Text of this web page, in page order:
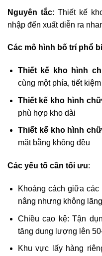
Nguyên tắc: Thiết kế
nhập đến xuất diễn ra
Các mô hình bố trí phổ
Thiết kế kho hình
cùng một phía, tiết
Thiết kế kho hình chữ
phù hợp kho dài
Thiết kế kho hình
mặt bằng không đều
Các yếu tố cần tối ưu:
Khoảng cách giữa
nâng nhưng không
Chiều cao kệ: Tận
tăng dung lượng lên
Khu vực lấy hàng